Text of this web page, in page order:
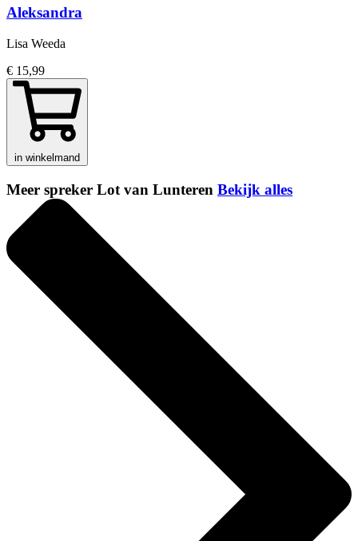
Aleksandra
Lisa Weeda
€ 15,99
in winkelmand
Meer spreker Lot van Lunteren Bekijk alles